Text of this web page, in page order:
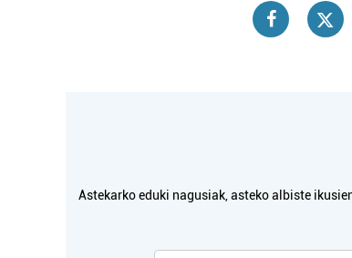
Astekarko eduki nagusiak, asteko albiste